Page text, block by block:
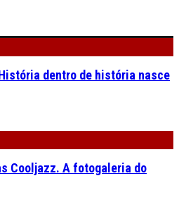
dentro de história nasce
Cooljazz. A fotogaleria do